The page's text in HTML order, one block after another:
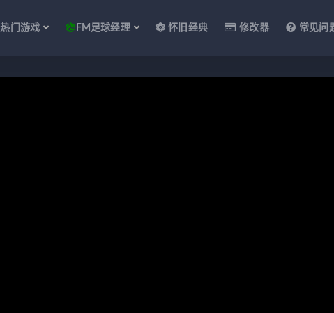
热门游戏 FM足球经理 怀旧经典 修改器 常见问